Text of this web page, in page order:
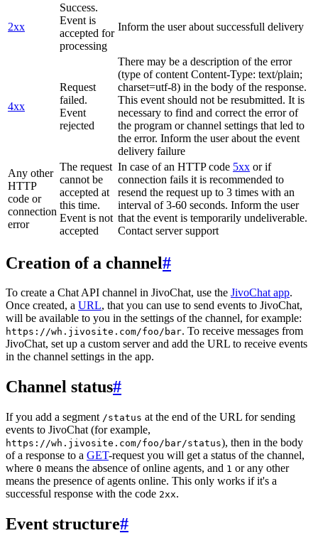
2xx
Success.
Event is
accepted for
processing
Inform the user about successfull delivery
4xx
Request
failed.
Event
rejected
There may be a description of the error
(type of content Content-Type: text/plain;
charset=utf-8) in the body of the response.
This event should not be resubmitted. It is
necessary to find and correct the error of
the program or channel settings that led to
the error. Inform the user about the event
delivery failure
Any other
HTTP
code or
connection
error
The request
cannot be
accepted at
this time.
Event is not
accepted
In case of an HTTP code 5xx or if
connection fails it is recommended to
resend the request up to 3 times with an
interval of 3-60 seconds. Inform the user
that the event is temporarily undeliverable.
Contact server support
Creation of a channel#
To create a Chat API channel in JivoChat, use the JivoChat app.
Once created, a URL, that you can use to send events to JivoChat,
will be available to you in the settings of the channel, for example:
https://wh.jivosite.com/foo/bar. To receive messages from
JivoChat, set up a custom server and add the URL to receive events
in the channel settings in the app.
Channel status#
If you add a segment /status at the end of the URL for sending
events to JivoChat (for example,
https://wh.jivosite.com/foo/bar/status), then in the body
of a response to a GET-request you will get a status of the channel,
where 0 means the absence of online agents, and 1 or any other
means the presence of agents online. This only works if it's a
successful response with the code 2xx.
Event structure#